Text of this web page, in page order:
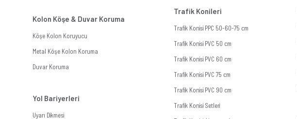
Kolon Köşe & Duvar Koruma
Köşe Kolon Koruyucu
Metal Köşe Kolon Koruma
Duvar Koruma
Yol Bariyerleri
Uyarı Dikmesi
Trafik Konileri
Trafik Konisi PPC 50-60-75 cm
Trafik Konisi PVC 50 cm
Trafik Konisi PVC 60 cm
Trafik Konisi PVC 75 cm
Trafik Konisi PVC 90 cm
Trafik Konisi Setleri